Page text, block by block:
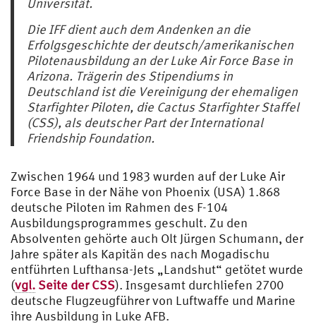
Universität.
Die IFF dient auch dem Andenken an die
Erfolgsgeschichte der deutsch/amerikanischen
Pilotenausbildung an der Luke Air Force Base in
Arizona. Trägerin des Stipendiums in
Deutschland ist die Vereinigung der ehemaligen
Starfighter Piloten, die Cactus Starfighter Staffel
(CSS), als deutscher Part der International
Friendship Foundation.
Zwischen 1964 und 1983 wurden auf der Luke Air
Force Base in der Nähe von Phoenix (USA) 1.868
deutsche Piloten im Rahmen des F-104
Ausbildungsprogrammes geschult. Zu den
Absolventen gehörte auch Olt Jürgen Schumann, der
Jahre später als Kapitän des nach Mogadischu
entführten Lufthansa-Jets „Landshut“ getötet wurde
(vgl. Seite der CSS). Insgesamt durchliefen 2700
deutsche Flugzeugführer von Luftwaffe und Marine
ihre Ausbildung in Luke AFB.